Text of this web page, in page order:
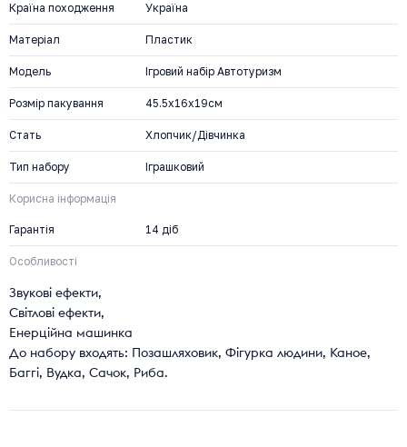
Країна походження Україна
Матеріал Пластик
Модель Ігровий набір Автотуризм
Розмір пакування 45.5х16х19см
Стать Хлопчик/Дівчинка
Тип набору Іграшковий
Корисна інформація
Гарантія 14 діб
Особливості
Звукові ефекти,
Світлові ефекти,
Енерційна машинка
До набору входять: Позашляховик, Фігурка людини, Каное,
Баггі, Вудка, Сачок, Риба.